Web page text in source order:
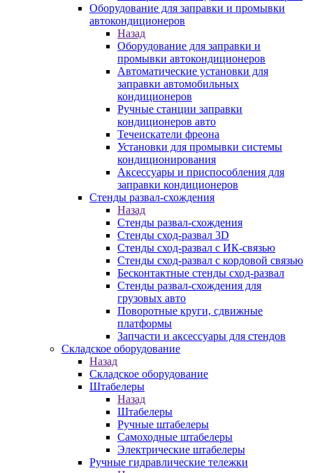
Оборудование для заправки и промывки
автокондиционеров
Назад
Оборудование для заправки и
промывки автокондиционеров
Автоматические установки для
заправки автомобильных
кондиционеров
Ручные станции заправки
кондиционеров авто
Течеискатели фреона
Установки для промывки системы
кондиционирования
Аксессуары и приспособления для
заправки кондиционеров
Стенды развал-схождения
Назад
Стенды развал-схождения
Стенды сход-развал 3D
Стенды сход-развал с ИК-связью
Стенды сход-развал с кордовой связью
Бесконтактные стенды сход-развал
Стенды развал-схождения для
грузовых авто
Поворотные круги, сдвижные
платформы
Запчасти и аксессуары для стендов
Складское оборудование
Назад
Складское оборудование
Штабелеры
Назад
Штабелеры
Ручные штабелеры
Самоходные штабелеры
Электрические штабелеры
Ручные гидравлические тележки